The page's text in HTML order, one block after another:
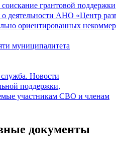
грантовой поддержки
деятельности АНО «Центр
ориентированных
муниципалитета
Новости
поддержки,
участникам СВО и членам
документы